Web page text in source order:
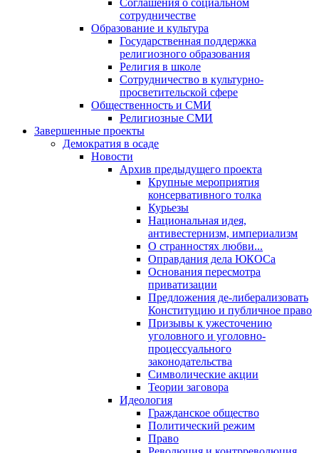
Соглашения о социальном
сотрудничестве
Образование и культура
Государственная поддержка
религиозного образования
Религия в школе
Сотрудничество в культурно-
просветительской сфере
Общественность и СМИ
Религиозные СМИ
Завершенные проекты
Демократия в осаде
Новости
Архив предыдущего проекта
Крупные мероприятия
консервативного толка
Курьезы
Национальная идея,
антивестернизм, империализм
О странностях любви...
Оправдания дела ЮКОСа
Основания пересмотра
приватизации
Предложения де-либерализовать
Конституцию и публичное право
Призывы к ужесточению
уголовного и уголовно-
процессуального
законодательства
Символические акции
Теории заговора
Идеология
Гражданское общество
Политический режим
Право